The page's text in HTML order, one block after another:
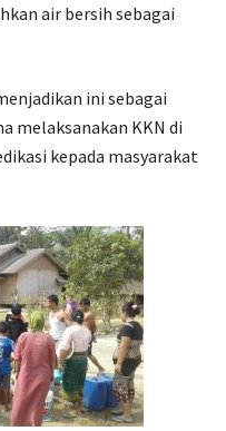
air bersih sebagai
ini sebagai
melaksanakan KKN di
kepada masyarakat